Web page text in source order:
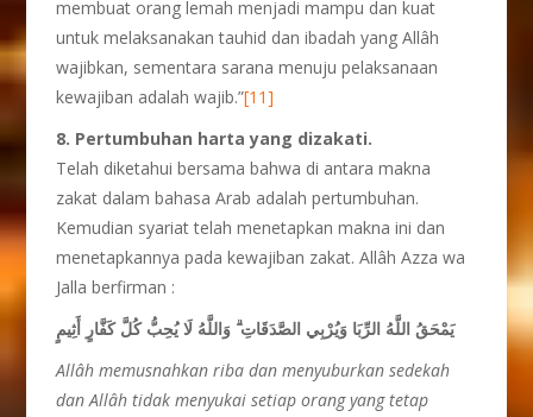
membuat orang lemah menjadi mampu dan kuat
untuk melaksanakan tauhid dan ibadah yang Allâh
wajibkan, sementara sarana menuju pelaksanaan
kewajiban adalah wajib.”[11]
8. Pertumbuhan harta yang dizakati.
Telah diketahui bersama bahwa di antara makna
zakat dalam bahasa Arab adalah pertumbuhan.
Kemudian syariat telah menetapkan makna ini dan
menetapkannya pada kewajiban zakat. Allâh Azza wa
Jalla berfirman :
يَمْحَقُ اللَّهُ الرِّبَا وَيُرْبِي الصَّدَقَاتِ ۗ وَاللَّهُ لَا يُحِبُّ كُلَّ كَفَّارٍ أَثِيمٍ
Allâh memusnahkan riba dan menyuburkan sedekah
dan Allâh tidak menyukai setiap orang yang tetap